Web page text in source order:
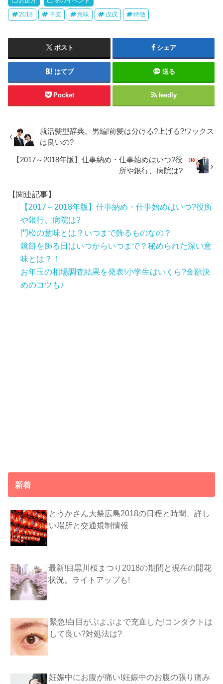
2018 干支 意味 戊戌 特徴
ポスト シェア
はてブ 送る
Pocket feedly
就活髪型辞典。男編!前髪は分ける?上げる?ワックス
は良いの?
【2017～2018年版】仕事納め・仕事始めはいつ?役
所や銀行、病院は?
【関連記事】
【2017～2018年版】仕事納め・仕事始めはいつ?役所
や銀行、病院は?
門松の意味とは？いつまで飾るものなの？
鏡餅を飾る日はいつからいつまで？秘められた深い意
味とは？！
お年玉の相場調査結果を発表!小学生はいくら?金額決
めのコツも♪
新着
とうかさん大祭広島2018の日程と時間、詳し
い場所と交通規制情報
最新!目黒川桜まつり2018の期間と現在の開花
状況。ライトアップも!
緊急!白目がぶよぶよで充血した!コンタクトは
して良い?対処法は?
妊娠中にお腹が痛い!妊娠中のお腹の張り痛み